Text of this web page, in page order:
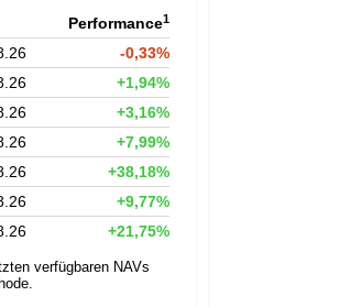
Performance1
-0,33%
+1,94%
+3,16%
+7,99%
+38,18%
+9,77%
+21,75%
verfügbaren NAVs